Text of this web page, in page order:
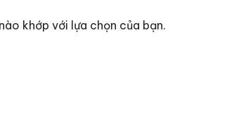
khớp với lựa chọn của bạn.